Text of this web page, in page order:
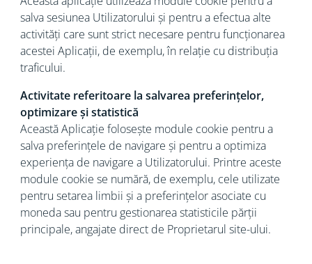
salva sesiunea Utilizatorului și pentru a efectua alte
activități care sunt strict necesare pentru funcționarea
acestei Aplicații, de exemplu, în relație cu distribuția
traficului.
Activitate referitoare la salvarea preferințelor,
optimizare și statistică
Această Aplicație folosește module cookie pentru a
salva preferințele de navigare și pentru a optimiza
experiența de navigare a Utilizatorului. Printre aceste
module cookie se numără, de exemplu, cele utilizate
pentru setarea limbii și a preferințelor asociate cu
moneda sau pentru gestionarea statisticile părții
principale, angajate direct de Proprietarul site-ului.